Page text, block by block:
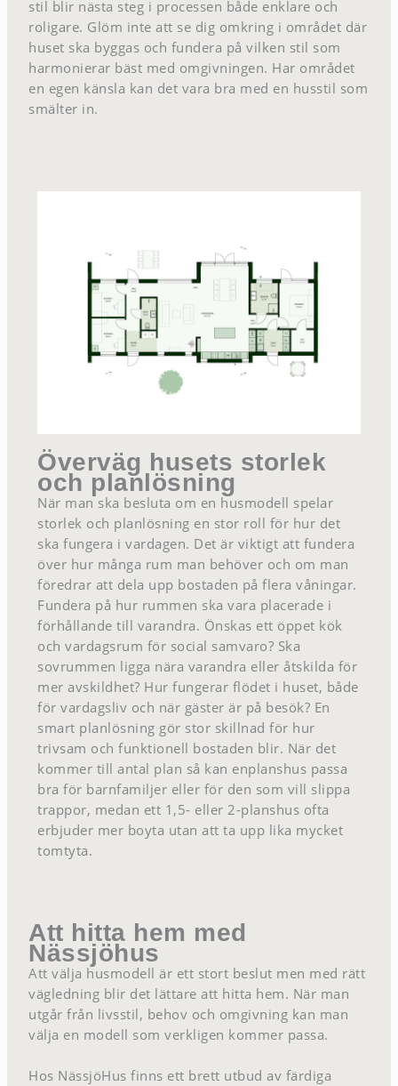
stil blir nästa steg i processen både enklare och
roligare. Glöm inte att se dig omkring i området där
huset ska byggas och fundera på vilken stil som
harmonierar bäst med omgivningen. Har området
en egen känsla kan det vara bra med en husstil som
smälter in.
Överväg husets storlek
och planlösning
När man ska besluta om en husmodell spelar
storlek och planlösning en stor roll för hur det
ska fungera i vardagen. Det är viktigt att fundera
över hur många rum man behöver och om man
föredrar att dela upp bostaden på flera våningar.
Fundera på hur rummen ska vara placerade i
förhållande till varandra. Önskas ett öppet kök
och vardagsrum för social samvaro? Ska
sovrummen ligga nära varandra eller åtskilda för
mer avskildhet? Hur fungerar flödet i huset, både
för vardagsliv och när gäster är på besök? En
smart planlösning gör stor skillnad för hur
trivsam och funktionell bostaden blir. När det
kommer till antal plan så kan enplanshus passa
bra för barnfamiljer eller för den som vill slippa
trappor, medan ett 1,5- eller 2-planshus ofta
erbjuder mer boyta utan att ta upp lika mycket
tomtyta.
Att hitta hem med
Nässjöhus
Att välja husmodell är ett stort beslut men med rätt
vägledning blir det lättare att hitta hem. När man
utgår från livsstil, behov och omgivning kan man
välja en modell som verkligen kommer passa.
Hos NässjöHus finns ett brett utbud av färdiga